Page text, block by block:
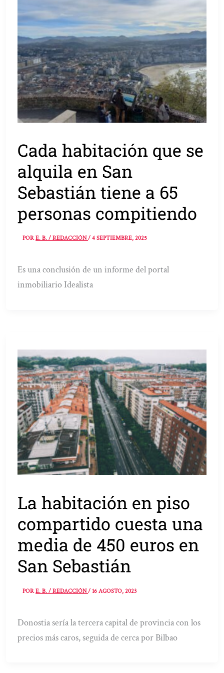
Cada habitación que se
alquila en San
Sebastián tiene a 65
personas compitiendo
PORE. B. / REDACCIÓN/4 SEPTIEMBRE, 2025
Es una conclusión de un informe del portal
inmobiliario Idealista
La habitación en piso
compartido cuesta una
media de 450 euros en
San Sebastián
PORE. B. / REDACCIÓN/16 AGOSTO, 2023
Donostia sería la tercera capital de provincia con los
precios más caros, seguida de cerca por Bilbao